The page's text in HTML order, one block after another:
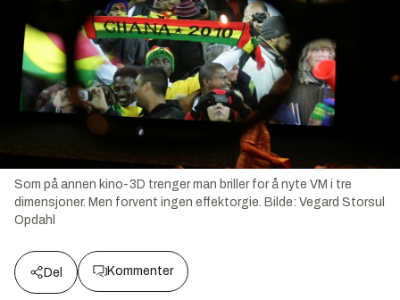
Som på annen kino-3D trenger man briller for å nyte VM i tre
dimensjoner. Men forvent ingen effektorgie. Bilde: Vegard Storsul
Opdahl
Del Kommenter